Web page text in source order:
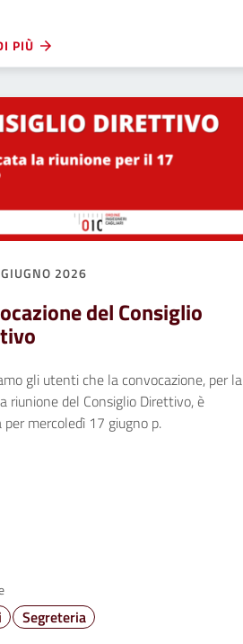
PIÙ
2026
del Consiglio
gli utenti che la convocazione, per la
riunione del Consiglio Direttivo, è
per mercoledì 17 giugno p.
Segreteria